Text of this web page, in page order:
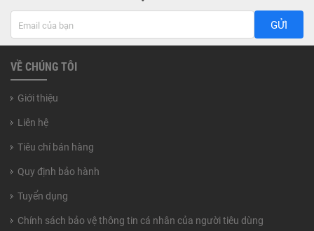
GỬI
VỀ CHÚNG TÔI
Giới thiệu
Liên hệ
Tiêu chí bán hàng
Quy định bảo hành
Tuyển dụng
Chính sách bảo vệ thông tin cá nhân của người tiêu dùng